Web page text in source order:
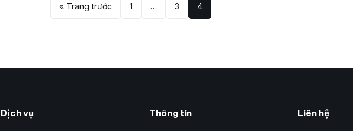
« Trang trước 1 … 3 4
Dịch vụ Thông tin Liên hệ